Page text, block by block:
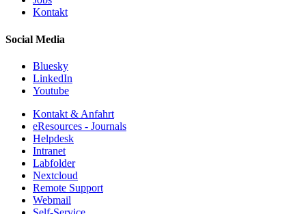
Kontakt
Social Media
Bluesky
LinkedIn
Youtube
Kontakt & Anfahrt
eResources - Journals
Helpdesk
Intranet
Labfolder
Nextcloud
Remote Support
Webmail